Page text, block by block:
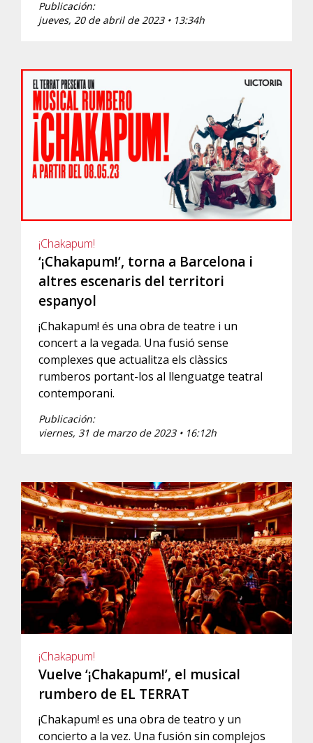
Publicación:
jueves, 20 de abril de 2023 • 13:34h
¡Chakapum!
‘¡Chakapum!’, torna a Barcelona i
altres escenaris del territori
espanyol
¡Chakapum! és una obra de teatre i un
concert a la vegada. Una fusió sense
complexes que actualitza els clàssics
rumberos portant-los al llenguatge teatral
contemporani.
Publicación:
viernes, 31 de marzo de 2023 • 16:12h
¡Chakapum!
Vuelve ‘¡Chakapum!’, el musical
rumbero de EL TERRAT
¡Chakapum! es una obra de teatro y un
concierto a la vez. Una fusión sin complejos